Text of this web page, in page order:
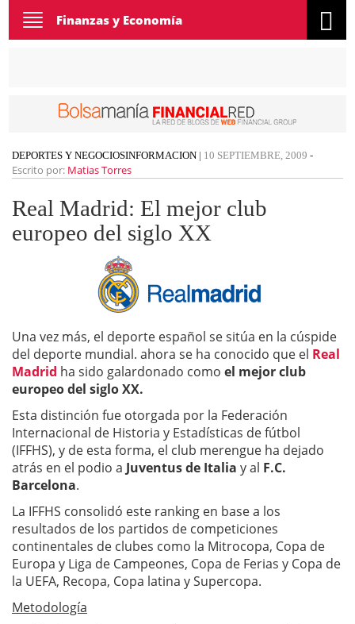
Toggle
navigation
Finanzas y Economía
DEPORTES Y NEGOCIOSINFORMACION | 10 SEPTIEMBRE, 2009 -
Escrito por: Matias Torres
Real Madrid: El mejor club
europeo del siglo XX
Una vez más, el deporte español se sitúa en la cúspide
del deporte mundial. ahora se ha conocido que el Real
Madrid ha sido galardonado como el mejor club
europeo del siglo XX.
Esta distinción fue otorgada por la Federación
Internacional de Historia y Estadísticas de fútbol
(IFFHS), y de esta forma, el club merengue ha dejado
atrás en el podio a Juventus de Italia y al F.C.
Barcelona.
La IFFHS consolidó este ranking en base a los
resultados de los partidos de competiciones
continentales de clubes como la Mitrocopa, Copa de
Europa y Liga de Campeones, Copa de Ferias y Copa de
la UEFA, Recopa, Copa latina y Supercopa.
Metodología